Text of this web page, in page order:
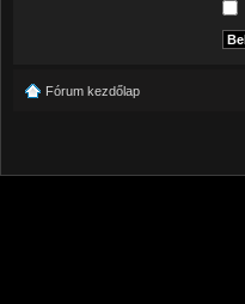
Fórum kezdőlap